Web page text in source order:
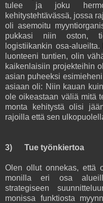
tulee ja joku
kehitystehtävässä, jossa
oli asemoitu
pukkasi niin oston,
logistiikankin osa-
luonteeni tuntien, olin
kaikenlaisiin projekteihin
asian puheeksi
asiaan oli: Niin kauan
ole oikeastaan väliä mitä
monta kehitystä olisi
rajoilla että sen
3) Tue työnkiertoa
Olen ollut onnekas, että
monilla eri osa
strategiseen
monissa funktiosta